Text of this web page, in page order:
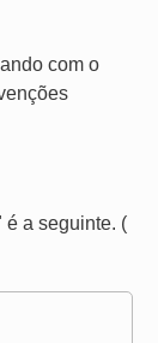
com o
é a seguinte. (